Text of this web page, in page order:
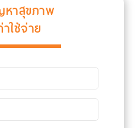
าสุขภาพ
ใช้จ่าย